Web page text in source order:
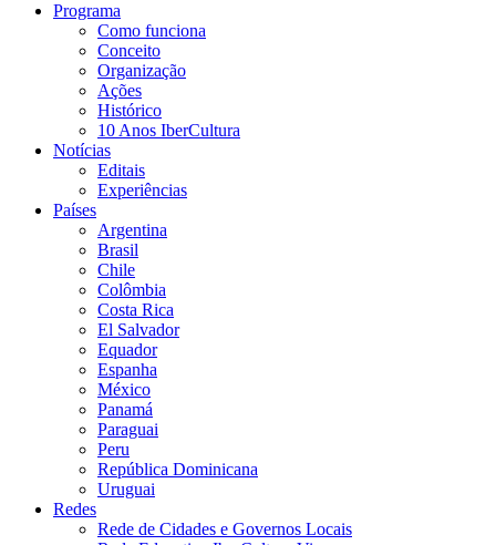
Programa
Como funciona
Conceito
Organização
Ações
Histórico
10 Anos IberCultura
Notícias
Editais
Experiências
Países
Argentina
Brasil
Chile
Colômbia
Costa Rica
El Salvador
Equador
Espanha
México
Panamá
Paraguai
Peru
República Dominicana
Uruguai
Redes
Rede de Cidades e Governos Locais